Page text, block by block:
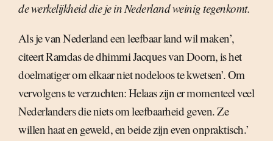
de werkelijkheid die je in Nederland weinig tegenkomt.
Als je van Nederland een leefbaar land wil maken’,
citeert Ramdas de dhimmi Jacques van Doorn, is het
doelmatiger om elkaar niet nodeloos te kwetsen’. Om
vervolgens te verzuchten: Helaas zijn er momenteel veel
Nederlanders die niets om leefbaarheid geven. Ze
willen haat en geweld, en beide zijn even onpraktisch.’